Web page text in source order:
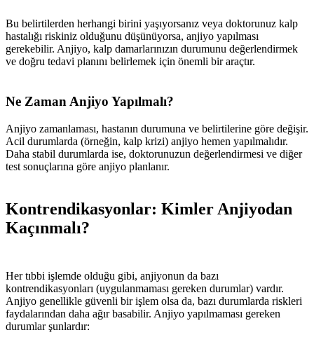
Bu belirtilerden herhangi birini yaşıyorsanız veya doktorunuz kalp
hastalığı riskiniz olduğunu düşünüyorsa, anjiyo yapılması
gerekebilir. Anjiyo, kalp damarlarınızın durumunu değerlendirmek
ve doğru tedavi planını belirlemek için önemli bir araçtır.
Ne Zaman Anjiyo Yapılmalı?
Anjiyo zamanlaması, hastanın durumuna ve belirtilerine göre değişir.
Acil durumlarda (örneğin, kalp krizi) anjiyo hemen yapılmalıdır.
Daha stabil durumlarda ise, doktorunuzun değerlendirmesi ve diğer
test sonuçlarına göre anjiyo planlanır.
Kontrendikasyonlar: Kimler Anjiyodan
Kaçınmalı?
Her tıbbi işlemde olduğu gibi, anjiyonun da bazı
kontrendikasyonları (uygulanmaması gereken durumlar) vardır.
Anjiyo genellikle güvenli bir işlem olsa da, bazı durumlarda riskleri
faydalarından daha ağır basabilir. Anjiyo yapılmaması gereken
durumlar şunlardır: